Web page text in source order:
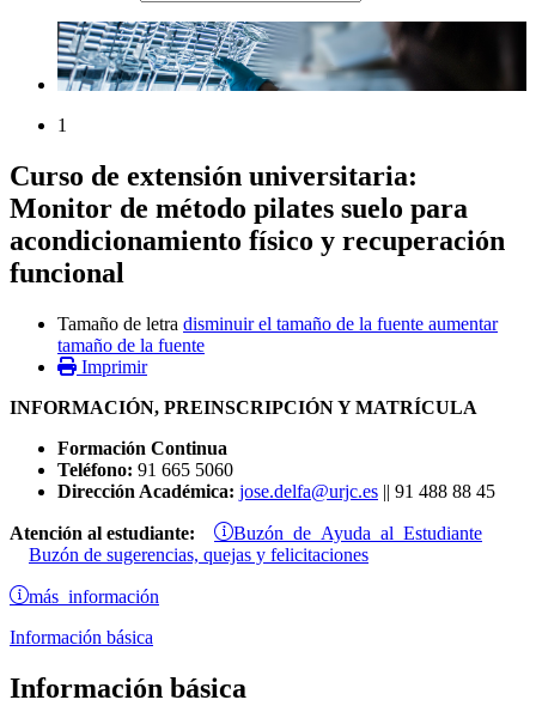
1
Curso de extensión universitaria:
Monitor de método pilates suelo para
acondicionamiento físico y recuperación
funcional
Tamaño de letra disminuir el tamaño de la fuente aumentar
tamaño de la fuente
Imprimir
INFORMACIÓN, PREINSCRIPCIÓN Y MATRÍCULA
Formación Continua
Teléfono: 91 665 5060
Dirección Académica: jose.delfa@urjc.es || 91 488 88 45
Atención al estudiante: Buzón de Ayuda al Estudiante
Buzón de sugerencias, quejas y felicitaciones
más información
Información básica
Información básica